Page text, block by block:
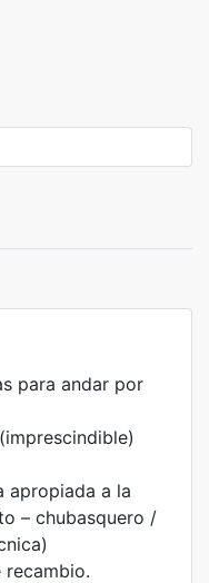
para andar por
apropiada a la
– chubasquero /
recambio.